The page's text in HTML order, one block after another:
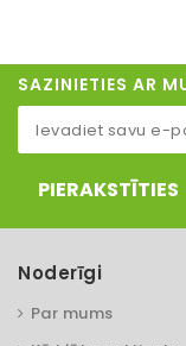
SAZINIETIES AR
PIERAKSTĪTIES
Noderīgi
Par mums